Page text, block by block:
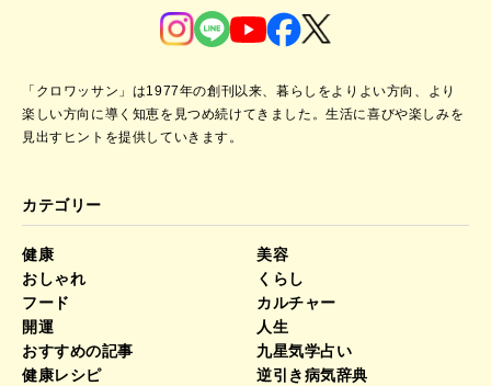
「クロワッサン」は1977年の創刊以来、暮らしをよりよい方向、より
楽しい方向に導く知恵を見つめ続けてきました。生活に喜びや楽しみを
見出すヒントを提供していきます。
カテゴリー
健康
美容
おしゃれ
くらし
フード
カルチャー
開運
人生
おすすめの記事
九星気学占い
健康レシピ
逆引き病気辞典